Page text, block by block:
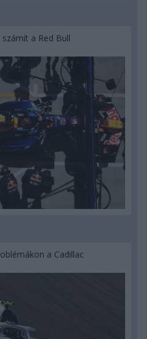
a Red Bull
a Cadillac